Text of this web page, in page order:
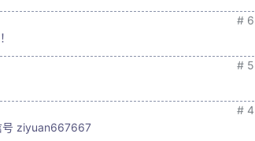
# 6
# 5
# 4
号 ziyuan667667